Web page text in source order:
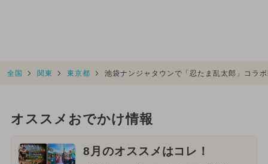
全国 関東 東京都 池袋ナンジャタウンで「忍たま乱太郎」コラ
オススメおでかけ情報
8月のオススメはコレ！